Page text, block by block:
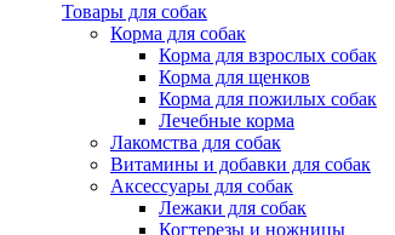
Товары для собак
Корма для собак
Корма для взрослых собак
Корма для щенков
Корма для пожилых собак
Лечебные корма
Лакомства для собак
Витамины и добавки для собак
Аксессуары для собак
Лежаки для собак
Когтерезы и ножницы